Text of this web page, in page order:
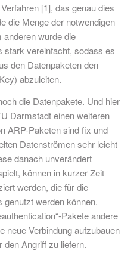
[1], das genau dies
die Menge der notwendigen
wurde die
stark vereinfacht, sodass es
den Datenpaketen den
abzuleiten.
die Datenpakete. Und hier
Darmstadt einen weiteren
ARP-Paketen sind fix und
Datenströmen sehr leicht
danach unverändert
können in kurzer Zeit
werden, die für die
genutzt werden können.
Pakete andere
neue Verbindung aufzubauen
den Angriff zu liefern.